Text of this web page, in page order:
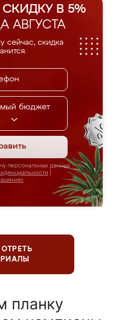
В 5%
АВГУСТА
сейчас, скидка
бюджет
персональных данных
планку